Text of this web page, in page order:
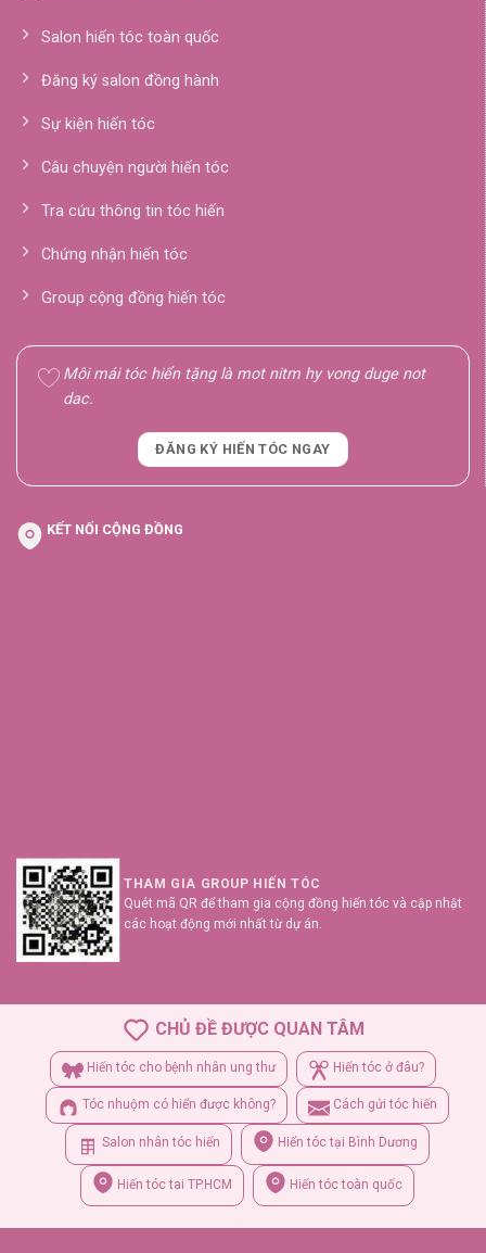
Salon hiến tóc toàn quốc
Đăng ký salon đồng hành
Sự kiện hiến tóc
Câu chuyện người hiến tóc
Tra cứu thông tin tóc hiến
Chứng nhận hiến tóc
Group cộng đồng hiến tóc
Môi mái tóc hiển tặng là mot nitm hy vong duge not
dac.
ĐĂNG KÝ HIẾN TÓC NGAY
KẾT NỐI CỘNG ĐỒNG
THAM GIA GROUP HIẾN TÓC
Quét mã QR để tham gia cộng đồng hiến tóc và cập nhật
các hoạt động mới nhất từ dự án.
CHỦ ĐỀ ĐƯỢC QUAN TÂM
Hiến tóc cho bệnh nhân ung thư Hiến tóc ở đâu?
Tóc nhuộm có hiển được không? Cách gửi tóc hiến
Salon nhân tóc hiến Hiển tóc tại Bình Dương
Hiến tóc tai TP.HCM Hiến tóc toàn quốc